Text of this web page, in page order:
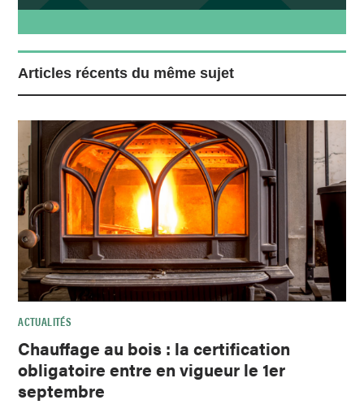
Articles récents du même sujet
ACTUALITÉS
Chauffage au bois : la certification
obligatoire entre en vigueur le 1er
septembre